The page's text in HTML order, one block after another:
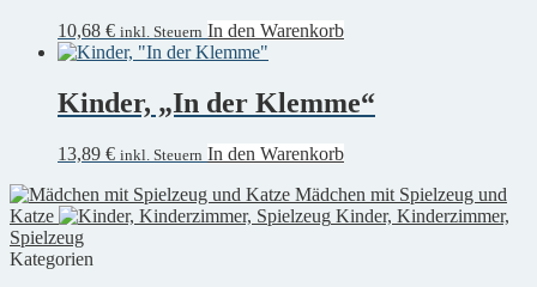
10,68 € inkl. Steuern In den Warenkorb
Kinder, „In der Klemme“
13,89 € inkl. Steuern In den Warenkorb
Mädchen mit Spielzeug und
Katze
Kinder, Kinderzimmer,
Spielzeug
Kategorien